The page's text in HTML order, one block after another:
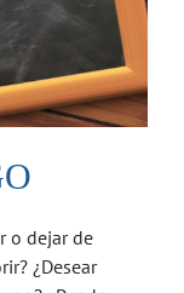
o dejar de
¿Desear